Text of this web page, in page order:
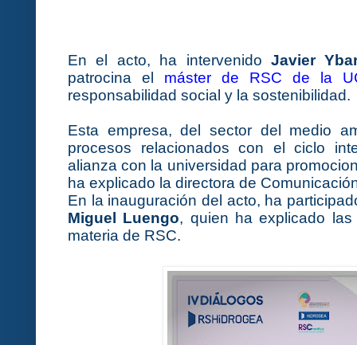
En el acto, ha intervenido Javier
patrocina el máster de RSC de la
responsabilidad social y la sostenibilidad.
Esta empresa, del sector del medio
procesos relacionados con el ciclo
alianza con la universidad para
ha explicado la directora de
En la inauguración del acto, ha
Miguel Luengo, quien ha explicado
materia de RSC.